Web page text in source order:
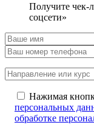
Получите чек-
соцсети»
Нажимая
персональных
обработке